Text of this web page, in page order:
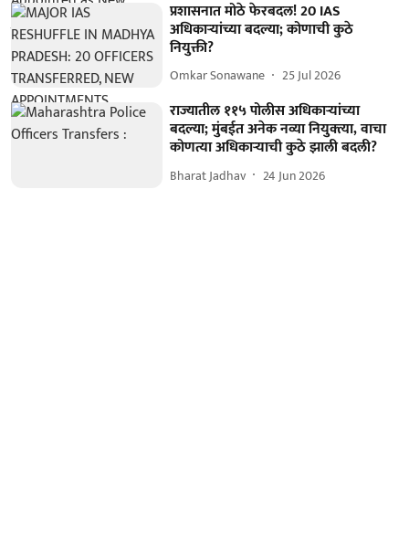
प्रशासनात मोठे फेरबदल! 20 IAS
अधिकाऱ्यांच्या बदल्या; कोणाची कुठे
नियुक्ती?
Omkar Sonawane 25 Jul 2026
राज्यातील ११५ पोलीस अधिकाऱ्यांच्या
बदल्या; मुंबईत अनेक नव्या नियुक्त्या, वाचा
कोणत्या अधिकाऱ्याची कुठे झाली बदली?
Bharat Jadhav 24 Jun 2026